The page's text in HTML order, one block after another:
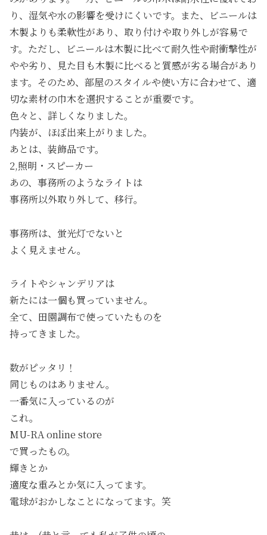
り、湿気や水の影響を受けにくいです。また、ビニールは
木製よりも柔軟性があり、取り付けや取り外しが容易で
す。ただし、ビニールは木製に比べて耐久性や耐衝撃性が
やや劣り、見た目も木製に比べると質感が劣る場合があり
ます。そのため、部屋のスタイルや使い方に合わせて、適
切な素材の巾木を選択することが重要です。
色々と、詳しくなりました。
内装が、ほぼ出来上がりました。
あとは、装飾品です。
2,照明・スピーカー
あの、事務所のようなライトは
事務所以外取り外して、移行。
事務所は、蛍光灯でないと
よく見えません。
ライトやシャンデリアは
新たには一個も買っていません。
全て、田園調布で使っていたものを
持ってきました。
数がピッタリ！
同じものはありません。
一番気に入っているのが
これ。
MU-RA online store
で買ったもの。
輝きとか
適度な重みとか気に入ってます。
電球がおかしなことになってます。笑